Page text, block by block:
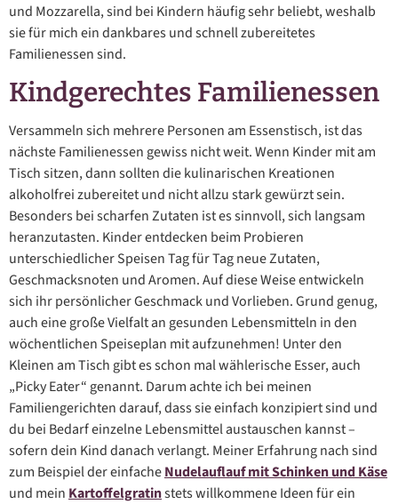
und Mozzarella, sind bei Kindern häufig sehr beliebt, weshalb
sie für mich ein dankbares und schnell zubereitetes
Familienessen sind.
Kindgerechtes Familienessen
Versammeln sich mehrere Personen am Essenstisch, ist das
nächste Familienessen gewiss nicht weit. Wenn Kinder mit am
Tisch sitzen, dann sollten die kulinarischen Kreationen
alkoholfrei zubereitet und nicht allzu stark gewürzt sein.
Besonders bei scharfen Zutaten ist es sinnvoll, sich langsam
heranzutasten. Kinder entdecken beim Probieren
unterschiedlicher Speisen Tag für Tag neue Zutaten,
Geschmacksnoten und Aromen. Auf diese Weise entwickeln
sich ihr persönlicher Geschmack und Vorlieben. Grund genug,
auch eine große Vielfalt an gesunden Lebensmitteln in den
wöchentlichen Speiseplan mit aufzunehmen! Unter den
Kleinen am Tisch gibt es schon mal wählerische Esser, auch
„Picky Eater“ genannt. Darum achte ich bei meinen
Familiengerichten darauf, dass sie einfach konzipiert sind und
du bei Bedarf einzelne Lebensmittel austauschen kannst –
sofern dein Kind danach verlangt. Meiner Erfahrung nach sind
zum Beispiel der einfacheNudelauflauf mit Schinken und Käse
und mein Kartoffelgratinstets willkommene Ideen für ein